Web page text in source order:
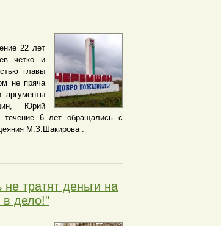
22 лет
четко и
главы
не пряча
Юрий
течение 6 лет обращались с
М.З.Шакирова .
тратят деньги на
в дело!"